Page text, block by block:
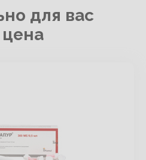
для вас